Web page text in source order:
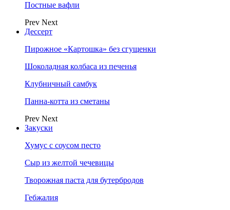
Постные вафли
Prev Next
Дессерт
Пирожное «Картошка» без сгущенки
Шоколадная колбаса из печенья
Клубничный самбук
Панна-котта из сметаны
Prev Next
Закуски
Хумус с соусом песто
Сыр из желтой чечевицы
Творожная паста для бутербродов
Гебжалия